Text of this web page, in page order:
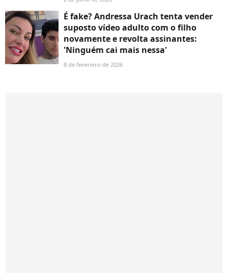
É fake? Andressa Urach tenta vender
suposto vídeo adulto com o filho
novamente e revolta assinantes:
'Ninguém cai mais nessa'
8 de fevereiro de 2026